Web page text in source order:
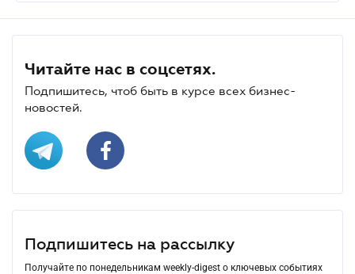
Читайте нас в соцсетях.
Подпишитесь, чтоб быть в курсе всех бизнес-
новостей.
Подпишитесь на рассылку
Получайте по понедельникам weekly-digest о ключевых событиях